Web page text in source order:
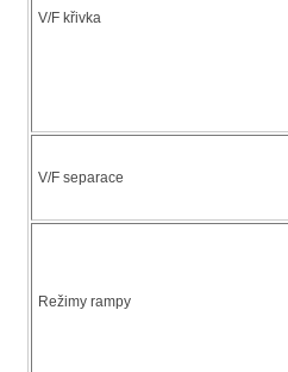
V/F křivka
V/F separace
Režimy rampy